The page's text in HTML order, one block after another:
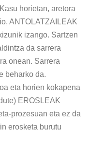
horietan, aretora
ANTOLATZAILEAK
izango. Sartzen
da sarrera
onean. Sarrera
beharko da.
eta horien kokapena
EROSLEAK
prozesuan eta ez da
erosketa burutu